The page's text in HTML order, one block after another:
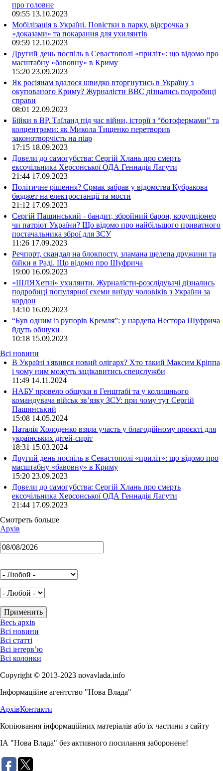
про головне
09:55 13.10.2023
Мобілізація в Україні. Повістки в парку, відсрочка з
«доказами» та покарання для ухилянтів
09:59 12.10.2023
Другий день поспіль в Севастополі «приліт»: що відомо про
масштабну «бавовну» в Криму
15:20 23.09.2023
Як росіянам вдалося швидко вторгнутись в Україну з
окупованого Криму? Журналісти ВВС дізнались подробиці
справи
08:01 22.09.2023
Бійки в ВР, Таїланд під час війни, історії з “ботофермами” та
колцентрами: як Микола Тищенко перетворив
законотворчість на піар
17:15 18.09.2023
Довели до самогубства: Сергій Хлань про смерть
ексочільника Херсонської ОДА Геннадія Лагути
21:44 17.09.2023
Політичне рішення? Єрмак забрав у відомства Кубракова
бюджет на електростанції та мости
21:12 17.09.2023
Сергій Пашинський - бандит, збройний барон, корупціонер
чи патріот України? Що відомо про найбільшого приватного
постачальника зброї для ЗСУ
11:26 17.09.2023
Речпорт, скандал на блокпосту, зламана щелепа дружини та
бійки в Раді. Що відомо про Шуфрича
19:00 16.09.2023
«ШЛЯХетні» ухилянти. Журналісти-розслідувачі дізнались
подробиці популярної схеми виїзду чоловіків з України за
кордон
14:10 16.09.2023
“Був одним із рупорів Кремля”: у нардепа Нестора Шуфрича
йдуть обшуки
10:18 15.09.2023
Всі новини
В Україні з'явився новий олігарх? Хто такий Максим Кріппа
і чому ним можуть зацікавитись спецслужби
11:49 14.11.2024
НАБУ провело обшуки в Генштабі та у колишнього
командувача військ зв’язку ЗСУ: при чому тут Сергій
Пашинський
15:08 14.05.2024
Наталія Холоденко взяла участь у благодійному проєкті для
українських дітей-сиріт
18:31 15.03.2024
Другий день поспіль в Севастополі «приліт»: що відомо про
масштабну «бавовну» в Криму
15:20 23.09.2023
Довели до самогубства: Сергій Хлань про смерть
ексочільника Херсонської ОДА Геннадія Лагути
21:44 17.09.2023
Смотреть больше
Архів
Весь архів
Всі новини
Всі статті
Всі інтерв’ю
Всі колонки
Copyright © 2013-2023 novavlada.info
Інформаційне агентство "Нова Влада"
АрхівКонтакти
Копіювання інформаційних матеріалів або їх частини з сайту
ІА "Нова Влада" без активного посилання заборонене!